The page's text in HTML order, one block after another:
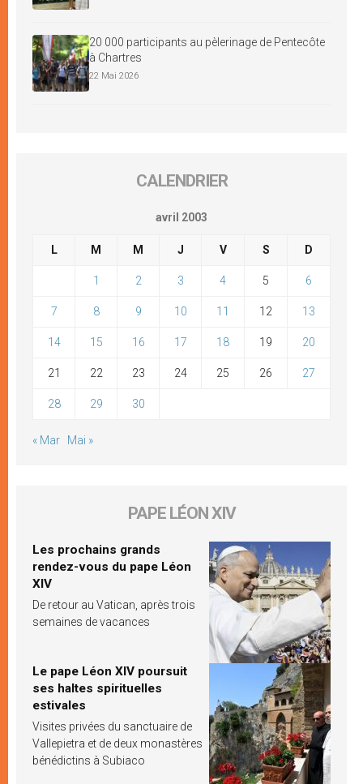
20 000 participants au pèlerinage de Pentecôte
à Chartres
22 Mai 2026
CALENDRIER
avril 2003
L M M J V S D
1 2 3 4 5 6
7 8 9 10 11 12 13
14 15 16 17 18 19 20
21 22 23 24 25 26 27
28 29 30
« Mar Mai »
PAPE LÉON XIV
Les prochains grands
rendez-vous du pape Léon
XIV
De retour au Vatican, après trois
semaines de vacances
Le pape Léon XIV poursuit
ses haltes spirituelles
estivales
Visites privées du sanctuaire de
Vallepietra et de deux monastères
bénédictins à Subiaco